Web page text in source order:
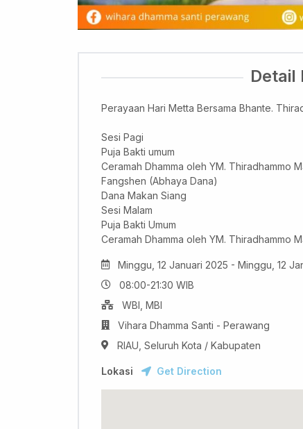
Detail
Perayaan Hari Metta Bersama Bhante.
Sesi Pagi
Puja Bakti umum
Ceramah Dhamma oleh YM. Thiradhammo
Fangshen (Abhaya Dana)
Dana Makan Siang
Sesi Malam
Puja Bakti Umum
Ceramah Dhamma oleh YM. Thiradhammo
Minggu, 12 Januari 2025 - Minggu, 12
08:00-21:30 WIB
WBI, MBI
Vihara Dhamma Santi - Perawang
RIAU, Seluruh Kota / Kabupaten
Lokasi Get Direction